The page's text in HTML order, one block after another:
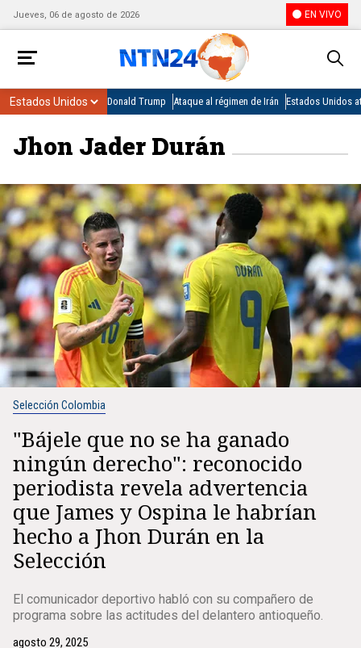
Jueves, 06 de agosto de 2026 EN VIVO
Donald Trump Ataque al régimen de Irán Estados Unidos
Jhon Jader Durán
Selección Colombia
"Bájele que no se ha ganado
ningún derecho": reconocido
periodista revela advertencia
que James y Ospina le habrían
hecho a Jhon Durán en la
Selección
El comunicador deportivo habló con su compañero de
programa sobre las actitudes del delantero antioqueño.
agosto 29, 2025